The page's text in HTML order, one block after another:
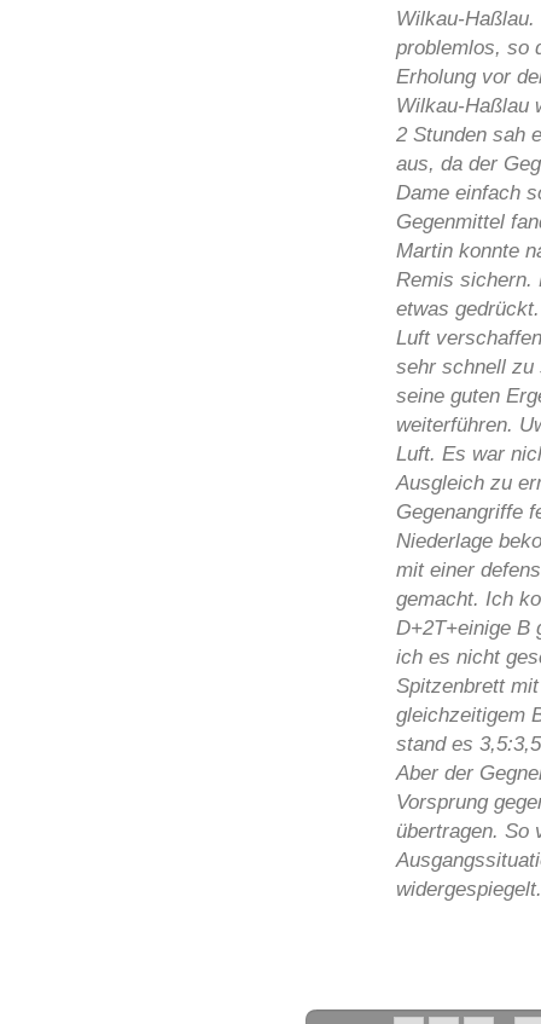
Wilkau-
problemlos, so
Erholung vor
Wilkau-Haßlau
2 Stunden sah
aus, da der
Dame einfach
Gegenmittel
Martin konnte
Remis sichern.
etwas
Luft
sehr schnell zu
seine guten
weiterführen.
Luft. Es war
Ausgleich zu
Gegenangriffe
Niederlage
mit einer
gemacht. Ich
D+2T+einige B
ich es nicht
Spitzenbrett
gleichzeitigem
stand es
Aber der
Vorsprung
übertragen. So
widergespiegelt.